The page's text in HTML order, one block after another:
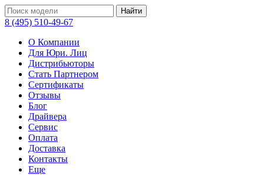
Найти
8 (495) 510-49-67
О Компании
Для Юри. Лиц
Дистрибьюторы
Стать Партнером
Сертификаты
Отзывы
Блог
Драйвера
Сервис
Оплата
Доставка
Контакты
Еще